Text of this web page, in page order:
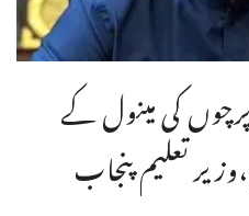
کی مینول کے
تعلیم پنجاب